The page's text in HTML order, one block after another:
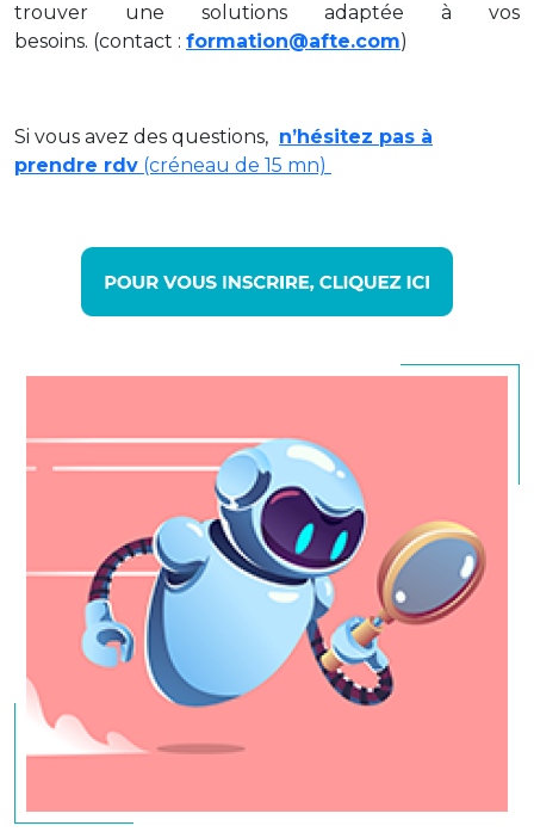
trouver une solutions adaptée à vos
besoins. (contact : formation@afte.com)
Si vous avez des questions, n’hésitez pas à
prendre rdv (créneau de 15 mn)